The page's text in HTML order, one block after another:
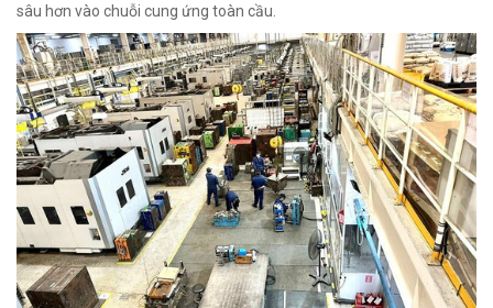
sâu hơn vào chuỗi cung ứng toàn cầu.